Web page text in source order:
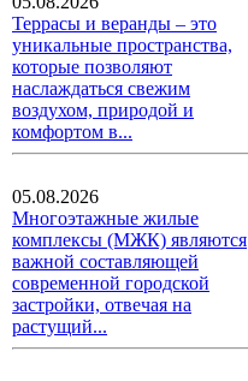
Террасы и веранды – это
уникальные пространства,
которые позволяют
наслаждаться свежим
воздухом, природой и
комфортом в...
05.08.2026
Многоэтажные жилые
комплексы (МЖК) являются
важной составляющей
современной городской
застройки, отвечая на
растущий...